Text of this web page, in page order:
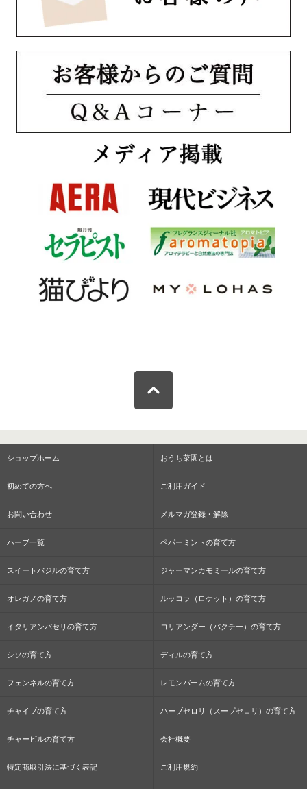
ショップホーム おうち菜園とは
初めての方へ ご利用ガイド
お問い合わせ メルマガ登録・解除
ハーブ一覧 ペパーミントの育て方
スイートバジルの育て方 ジャーマンカモミールの育て方
オレガノの育て方 ルッコラ（ロケット）の育て方
イタリアンパセリの育て方 コリアンダー（パクチー）の育て方
シソの育て方 ディルの育て方
フェンネルの育て方 レモンバームの育て方
チャイブの育て方 ハーブセロリ（スープセロリ）の育て方
チャービルの育て方 会社概要
特定商取引法に基づく表記 ご利用規約